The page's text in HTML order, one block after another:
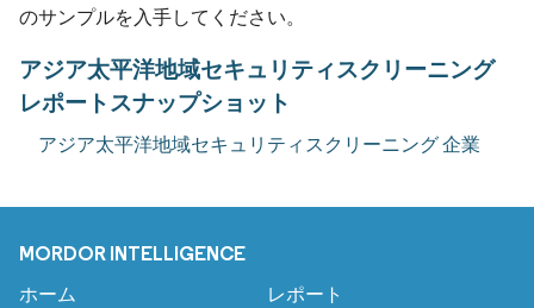
のサンプルを入手してください。
アジア太平洋地域セキュリティスクリーニング
レポートスナップショット
アジア太平洋地域セキュリティスクリーニング 企業
MORDOR INTELLIGENCE
ホーム レポート